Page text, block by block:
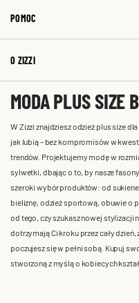
POMOC
O ZIZZI
MODA PLUS SIZE
W Zizzi znajdziesz odzież plus size
jak lubią – bez kompromisów w
trendów. Projektujemy modę w
sylwetki, dbając o to, by nasze
szeroki wybór produktów: od
bieliznę, odzież sportową, obuwie o
od tego, czy szukasz nowej stylizacji
dotrzymają Ci kroku przez cały
poczujesz się w pełni sobą. Kupuj
stworzoną z myślą o kobiecych